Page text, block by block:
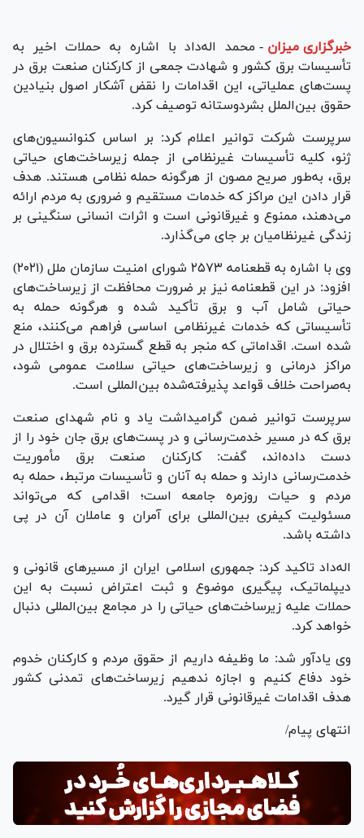
خبرگزاری میزان - محمد اله‌داد با اشاره به حملات اخیر به
تأسیسات برق کشور و شهادت جمعی از کارکنان صنعت برق در
پست‌های عملیاتی، این اقدامات را نقض آشکار اصول بنیادین
حقوق بین‌الملل بشردوستانه توصیف کرد.
سرپرست شرکت توانیر اعلام کرد: بر اساس کنوانسیون‌های
ژنو، کلیه تأسیسات غیرنظامی از جمله زیرساخت‌های حیاتی
برق، به‌طور صریح مصون از هرگونه حمله نظامی هستند. هدف
قرار دادن این مراکز که خدمات مستقیم و ضروری به مردم ارائه
می‌دهند، ممنوع و غیرقانونی است و اثرات انسانی سنگینی بر
زندگی غیرنظامیان بر جای می‌گذارد.
وی با اشاره به قطعنامه ۲۵۷۳ شورای امنیت سازمان ملل (۲۰۲۱)
افزود: در این قطعنامه نیز بر ضرورت محافظت از زیرساخت‌های
حیاتی شامل آب و برق تأکید شده و هرگونه حمله به
تأسیساتی که خدمات غیرنظامی اساسی فراهم می‌کنند، منع
شده است. اقداماتی که منجر به قطع گسترده برق و اختلال در
مراکز درمانی و زیرساخت‌های حیاتی سلامت عمومی شود،
به‌صراحت خلاف قواعد پذیرفته‌شده بین‌المللی است.
سرپرست توانیر ضمن گرامیداشت یاد و نام شهدای صنعت
برق که در مسیر خدمت‌رسانی و در پست‌های برق جان خود را از
دست داده‌اند، گفت: کارکنان صنعت برق مأموریت
خدمت‌رسانی دارند و حمله به آنان و تأسیسات مرتبط، حمله به
مردم و حیات روزمره جامعه است؛ اقدامی که می‌تواند
مسئولیت کیفری بین‌المللی برای آمران و عاملان آن در پی
داشته باشد.
اله‌داد تاکید کرد: جمهوری اسلامی ایران از مسیر‌های قانونی و
دیپلماتیک، پیگیری موضوع و ثبت اعتراض نسبت به این
حملات علیه زیرساخت‌های حیاتی را در مجامع بین‌المللی دنبال
خواهد کرد.
وی یادآور شد: ما وظیفه داریم از حقوق مردم و کارکنان خدوم
خود دفاع کنیم و اجازه ندهیم زیرساخت‌های تمدنی کشور
هدف اقدامات غیرقانونی قرار گیرد.
انتهای پیام/